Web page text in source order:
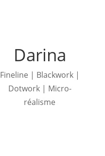
Darina
Fineline | Blackwork |
Dotwork | Micro-
réalisme